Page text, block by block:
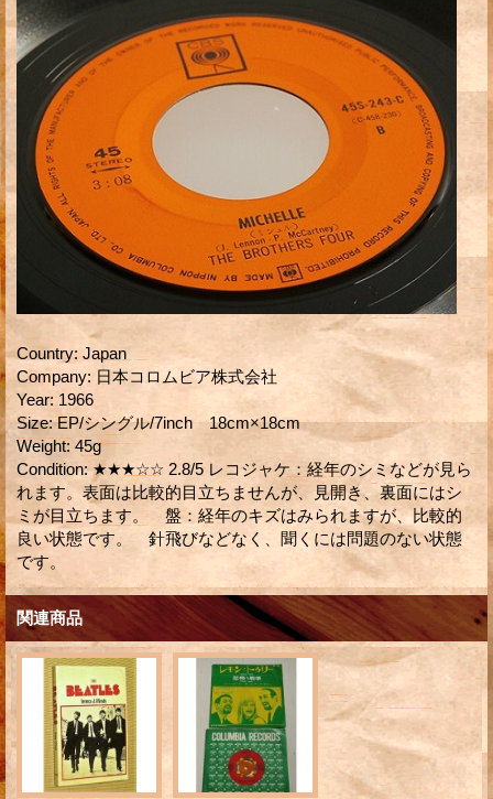
Country: Japan
Company: 日本コロムビア株式会社
Year: 1966
Size: EP/シングル/7inch 18cm×18cm
Weight: 45g
Condition: ★★★☆☆ 2.8/5 レコジャケ：経年のシミなどが見ら
れます。表面は比較的目立ちませんが、見開き、裏面にはシ
ミが目立ちます。 盤：経年のキズはみられますが、比較的
良い状態です。 針飛びなどなく、聞くには問題のない状態
です。
関連商品